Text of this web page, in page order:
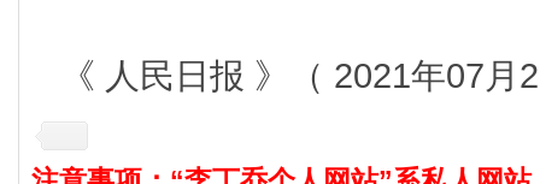
《 人民日报 》（ 2021年07月